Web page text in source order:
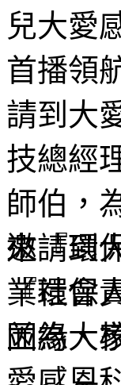
邀請到
『環保
因緣、